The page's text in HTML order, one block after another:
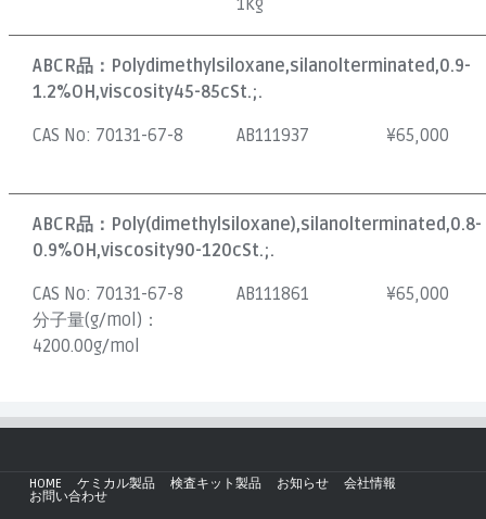
1kg
ABCR品： Polydimethylsiloxane,silanolterminated,0.9-
1.2%OH,viscosity45-85cSt.;.
CAS No: 70131-67-8 AB111937 ¥65,000
ABCR品： Poly(dimethylsiloxane),silanolterminated,0.8-
0.9%OH,viscosity90-120cSt.;.
CAS No: 70131-67-8
分子量(g/mol)：
4200.00g/mol
AB111861 ¥65,000
HOME ケミカル製品 検査キット製品 お知らせ
会社情報
お問い合わせ